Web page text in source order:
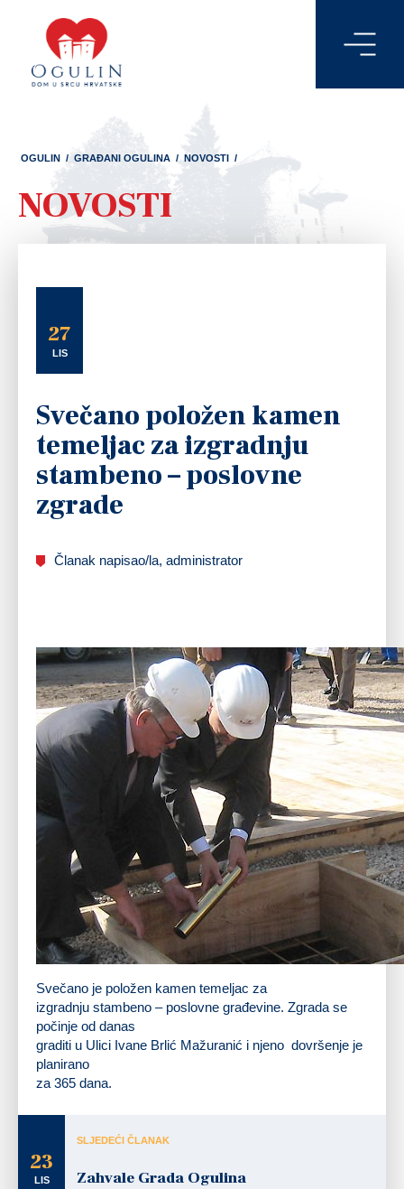
OGULIN / GRAĐANI OGULINA / NOVOSTI /
NOVOSTI
27
LIS
Svečano položen kamen
temeljac za izgradnju
stambeno – poslovne
zgrade
Članak napisao/la, administrator
Svečano je položen kamen temeljac za
izgradnju stambeno – poslovne građevine. Zgrada se
počinje od danas
graditi u Ulici Ivane Brlić Mažuranić i njeno dovršenje je
planirano
za 365 dana.
23
LIS
SLJEDEĆI ČLANAK
Zahvale Grada Ogulina